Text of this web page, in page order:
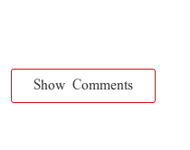
Show Comments